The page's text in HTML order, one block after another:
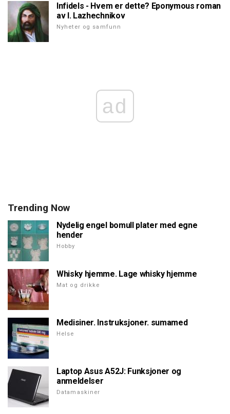
Infidels - Hvem er dette? Eponymous roman
av I. Lazhechnikov
Nyheter og samfunn
ad
Trending Now
Nydelig engel bomull plater med egne
hender
Hobby
Whisky hjemme. Lage whisky hjemme
Mat og drikke
Medisiner. Instruksjoner. sumamed
Helse
Laptop Asus A52J: Funksjoner og
anmeldelser
Datamaskiner